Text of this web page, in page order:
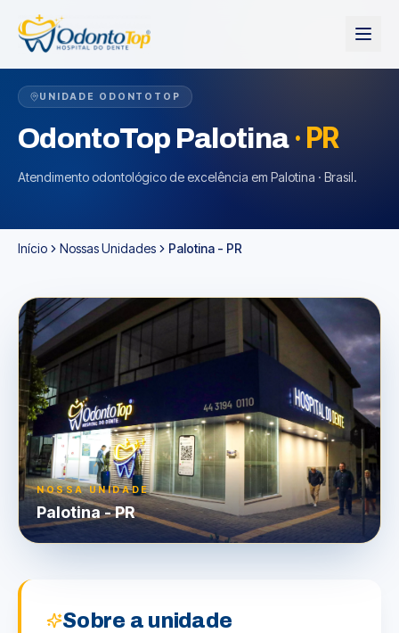
UNIDADE ODONTOTOP
OdontoTop Palotina· PR
Atendimento odontológico de excelência em Palotina · Brasil.
Início Nossas Unidades Palotina - PR
NOSSA UNIDADE
Palotina-PR
Sobre a unidade